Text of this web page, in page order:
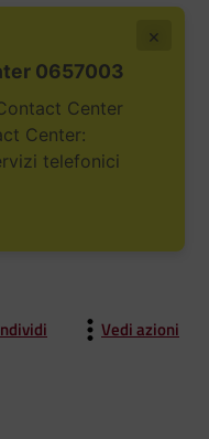
0657003
Center
Center:
telefonici
×
Vedi azioni